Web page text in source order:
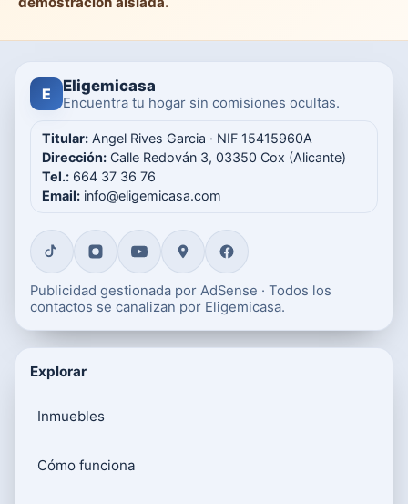
E Eligemicasa
Encuentra tu hogar sin comisiones ocultas.
Titular: Angel Rives Garcia · NIF 15415960A
Dirección: Calle Redován 3, 03350 Cox (Alicante)
Tel.: 664 37 36 76
Email: info@eligemicasa.com
Publicidad gestionada por AdSense · Todos los
contactos se canalizan por Eligemicasa.
Explorar
Inmuebles
Cómo funciona